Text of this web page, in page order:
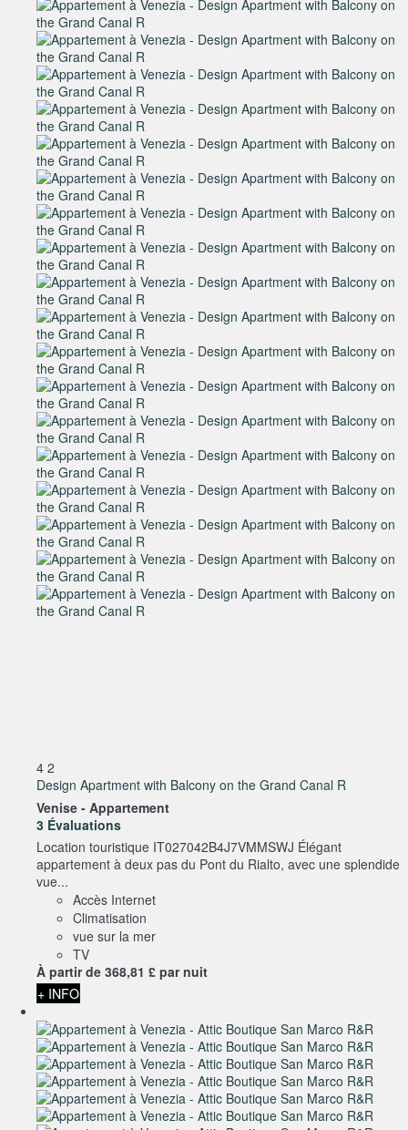
4 2
Design Apartment with Balcony on the Grand Canal R
Venise - Appartement
3 Évaluations
Location touristique IT027042B4J7VMMSWJ Élégant
appartement à deux pas du Pont du Rialto, avec une splendide
vue...
Accès Internet
Climatisation
vue sur la mer
TV
À partir de 368,81 £ par nuit
+ INFO